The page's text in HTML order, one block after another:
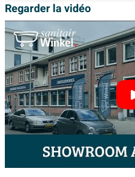
Regarder la vidéo